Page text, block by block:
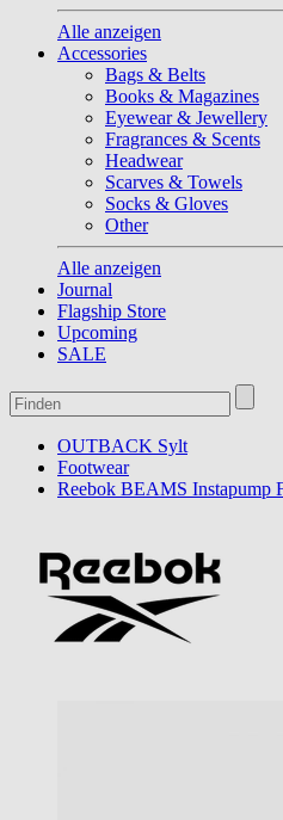
Alle anzeigen
Accessories
Bags & Belts
Books & Magazines
Eyewear & Jewellery
Fragrances & Scents
Headwear
Scarves & Towels
Socks & Gloves
Other
Alle anzeigen
Journal
Flagship Store
Upcoming
SALE
OUTBACK Sylt
Footwear
Reebok BEAMS Instapump